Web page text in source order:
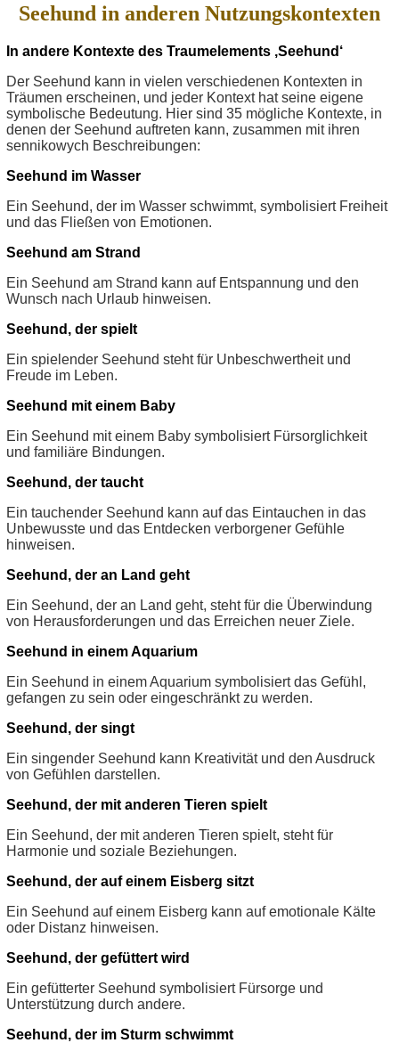
Seehund in anderen Nutzungskontexten
In andere Kontexte des Traumelements ‚Seehund‘
Der Seehund kann in vielen verschiedenen Kontexten in
Träumen erscheinen, und jeder Kontext hat seine eigene
symbolische Bedeutung. Hier sind 35 mögliche Kontexte, in
denen der Seehund auftreten kann, zusammen mit ihren
sennikowych Beschreibungen:
Seehund im Wasser
Ein Seehund, der im Wasser schwimmt, symbolisiert Freiheit
und das Fließen von Emotionen.
Seehund am Strand
Ein Seehund am Strand kann auf Entspannung und den
Wunsch nach Urlaub hinweisen.
Seehund, der spielt
Ein spielender Seehund steht für Unbeschwertheit und
Freude im Leben.
Seehund mit einem Baby
Ein Seehund mit einem Baby symbolisiert Fürsorglichkeit
und familiäre Bindungen.
Seehund, der taucht
Ein tauchender Seehund kann auf das Eintauchen in das
Unbewusste und das Entdecken verborgener Gefühle
hinweisen.
Seehund, der an Land geht
Ein Seehund, der an Land geht, steht für die Überwindung
von Herausforderungen und das Erreichen neuer Ziele.
Seehund in einem Aquarium
Ein Seehund in einem Aquarium symbolisiert das Gefühl,
gefangen zu sein oder eingeschränkt zu werden.
Seehund, der singt
Ein singender Seehund kann Kreativität und den Ausdruck
von Gefühlen darstellen.
Seehund, der mit anderen Tieren spielt
Ein Seehund, der mit anderen Tieren spielt, steht für
Harmonie und soziale Beziehungen.
Seehund, der auf einem Eisberg sitzt
Ein Seehund auf einem Eisberg kann auf emotionale Kälte
oder Distanz hinweisen.
Seehund, der gefüttert wird
Ein gefütterter Seehund symbolisiert Fürsorge und
Unterstützung durch andere.
Seehund, der im Sturm schwimmt